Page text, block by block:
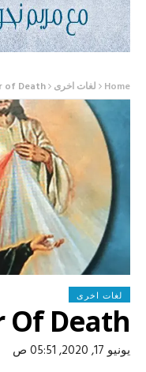
Home لغات اخرى of Death
لغات اخرى
Of Death
يونيو 17, 2020, 05:51 ص